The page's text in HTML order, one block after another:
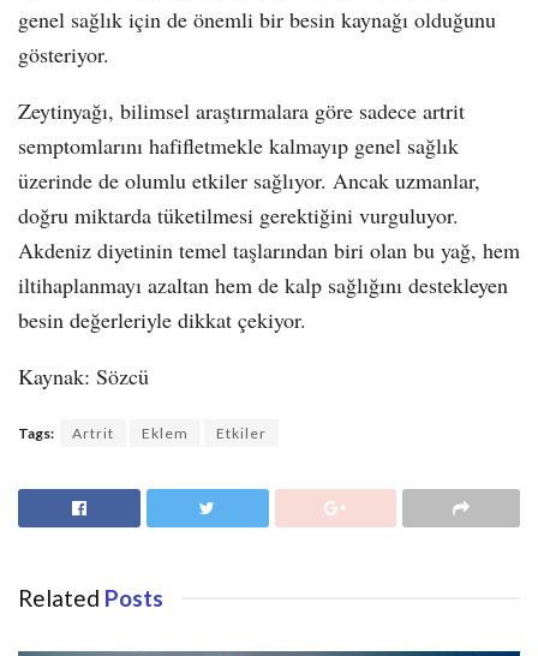
genel sağlık için de önemli bir besin kaynağı olduğunu
gösteriyor.
Zeytinyağı, bilimsel araştırmalara göre sadece artrit
semptomlarını hafifletmekle kalmayıp genel sağlık
üzerinde de olumlu etkiler sağlıyor. Ancak uzmanlar,
doğru miktarda tüketilmesi gerektiğini vurguluyor.
Akdeniz diyetinin temel taşlarından biri olan bu yağ, hem
iltihaplanmayı azaltan hem de kalp sağlığını destekleyen
besin değerleriyle dikkat çekiyor.
Kaynak: Sözcü
Tags: Artrit Eklem Etkiler
Related Posts